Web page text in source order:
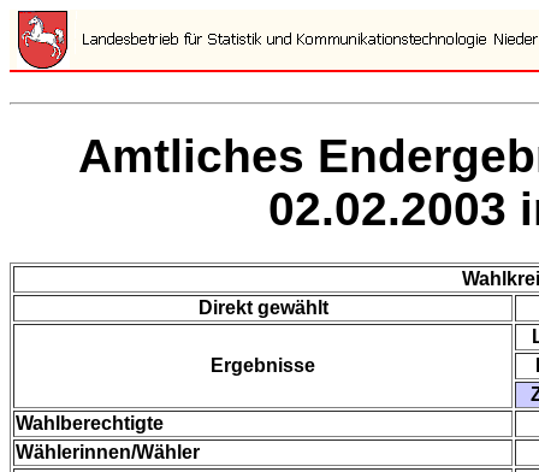
Amtliches
02.02.2003
Direkt gewählt
Ergebnisse
Wahlberechtigte
Wählerinnen/Wähler